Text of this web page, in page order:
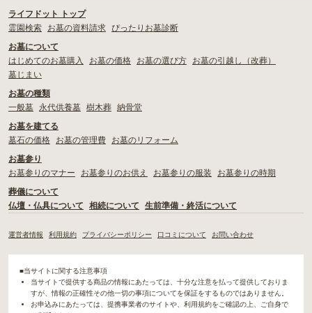
ライフドット トップ
霊園検索
お墓の資料請求 ぴったりお墓診断
お墓について
はじめてのお墓購入
お墓の価格 お墓の選び方
お墓の引越し（改葬）
墓じまい
お墓の種類
一般墓
永代供養墓 樹木葬 納骨堂
お墓を建てる
墓石の価格
お墓の管理費
お墓のリフォーム
お墓参り
お墓参りのマナー
お墓参りのお供え お墓参りの服装
お墓参りの時期
葬儀について
仏壇・仏具について
相続について 生前準備・終活について
運営者情報 利用規約 プライバシーポリシー 口コミについて お問い合わせ
■当サイトに関する注意事項
当サイトで提供する商品の情報にあたっては、十分な注意を払って提供しておりま
すが、情報の正確性その他一切の事項についてを保証をするものではありません。
お申込みにあたっては、提携事業者のサイトや、利用規約をご確認の上、ご自身で